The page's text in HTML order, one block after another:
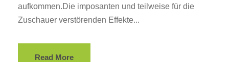
aufkommen.Die imposanten und teilweise für die
Zuschauer verstörenden Effekte...
Read More